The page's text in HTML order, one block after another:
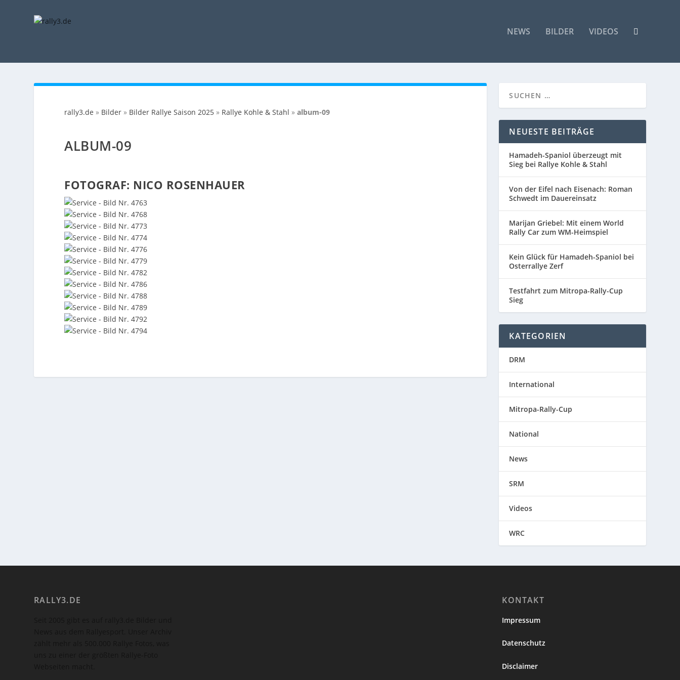
NEWS BILDER VIDEOS
rally3.de » Bilder » Bilder Rallye Saison 2025 » Rallye Kohle & Stahl »album-09
ALBUM-09
FOTOGRAF: NICO ROSENHAUER
NEUESTE BEITRÄGE
Hamadeh-Spaniol überzeugt mit
Sieg bei Rallye Kohle & Stahl
Von der Eifel nach Eisenach: Roman
Schwedt im Dauereinsatz
Marijan Griebel: Mit einem World
Rally Car zum WM-Heimspiel
Kein Glück für Hamadeh-Spaniol bei
Osterrallye Zerf
Testfahrt zum Mitropa-Rally-Cup
Sieg
KATEGORIEN
DRM
International
Mitropa-Rally-Cup
National
News
SRM
Videos
WRC
RALLY3.DE KONTAKT
Impressum
Datenschutz
Disclaimer